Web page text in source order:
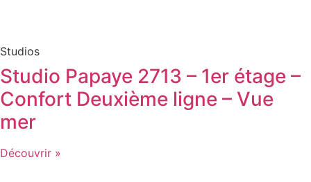
Studios
Studio Papaye 2713 – 1er étage –
Confort Deuxième ligne – Vue
mer
Découvrir »